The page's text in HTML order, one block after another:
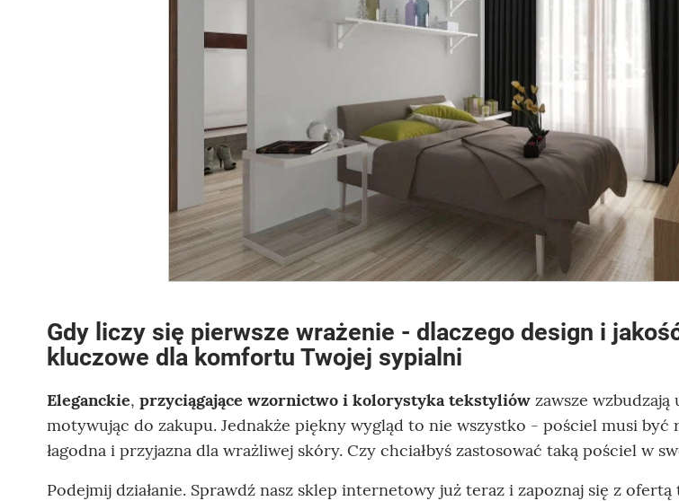
Gdy liczy się pierwsze wrażenie - dlaczego design i
kluczowe dla komfortu Twojej sypialni
Eleganckie, przyciągające wzornictwo i kolorystyka tekstyliów zawsze wzbudzają
motywując do zakupu. Jednakże piękny wygląd to nie wszystko - pościel musi być
łagodna i przyjazna dla wrażliwej skóry. Czy chciałbyś zastosować taką pościel w
Podejmij działanie. Sprawdź nasz sklep internetowy już teraz i zapoznaj się z